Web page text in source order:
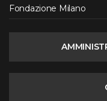
Fondazione Milano